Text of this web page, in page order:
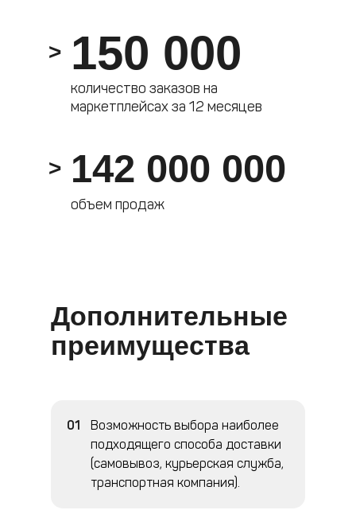
142 000 000
>
объем продаж
150 000
>
количество заказов на
маркетплейсах за 12 месяцев
Дополнительные
преимущества
Возможность выбора наиболее
подходящего способа доставки
(самовывоз, курьерская служба,
транспортная компания).
01